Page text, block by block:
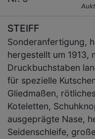
STEIFF
Sonderanfertigung,
hergestellt um 1913,
Druckbuchstaben
für spezielle
Gliedmaßen,
Koteletten,
ausgeprägte Nase,
Seidenschleife,